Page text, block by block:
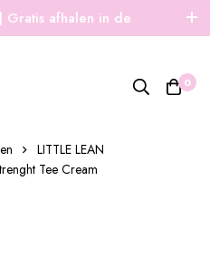
Gratis afhalen in de
0
LITTLE LEAN
Tee Cream